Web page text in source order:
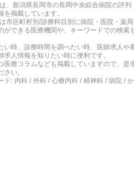
、 新潟県長岡市の長岡中央綜合病院の評判
を掲載しています。
市区町村別/診療科目別に病院・医院・薬
ができる医療機関や、キーワードでの検索
い時、診療時間を調べたい時、医師求人や
求人情報を知りたい時に便利です。
医療コラムなども掲載していますので、是
さい。
ド: 内科 / 外科 / 心療内科 / 精神科 / 病院 / か